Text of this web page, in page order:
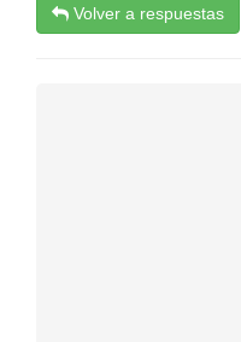
Volver a respuestas